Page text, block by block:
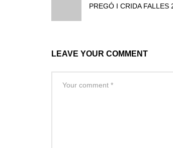
PREGÓ I CRIDA FALLES
LEAVE YOUR COMMENT